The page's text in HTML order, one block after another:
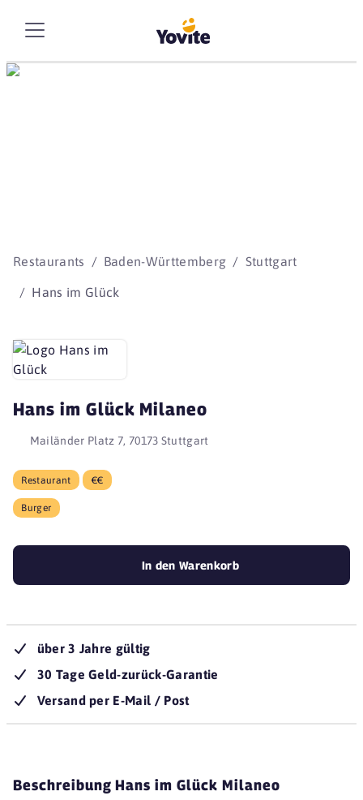
Restaurants Baden-Württemberg Stuttgart
Hans im Glück
Hans im Glück Milaneo
Mailänder Platz 7, 70173 Stuttgart
Restaurant €€
Burger
In den Warenkorb
über 3 Jahre gültig
30 Tage Geld-zurück-Garantie
Versand per E-Mail / Post
Beschreibung Hans im Glück Milaneo